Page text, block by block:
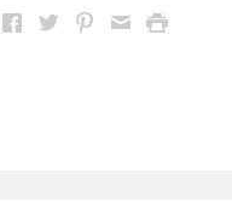
Dela Dela Dela DelaSkriv